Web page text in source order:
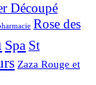
Découpé
Rose des
Spa St
Zaza Rouge et